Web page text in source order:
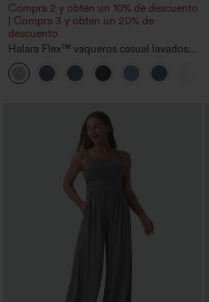
Compra 2 y obtén un 10% de descuento
| Compra 3 y obtén un 20% de
descuento
Halara Flex™ vaqueros casual lavados
asimétricos de tiro bajo con bolsillos
con cremallera, corte baggy y pierna
ancha